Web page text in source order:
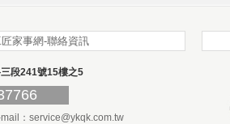
家事網-聯絡資訊
段241號15樓之5
： service@ykqk.com.tw